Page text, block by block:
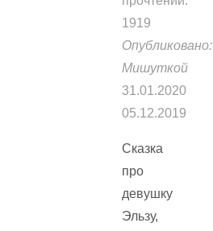
1919
Опубликовано:
Мишуткой
31.01.2020
05.12.2019
Сказка
про
девушку
Эльзу,